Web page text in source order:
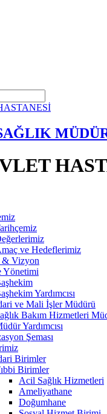
ve Hedeflerimiz
Vizyon
Yönetimi
Yardımcısı
ve Mali İşler Müdürü
Bakım Hizmetleri
Yardımcısı
Şeması
Birimler
Birimler
Acil Sağlık Hizmetleri
Ameliyathane
Doğumhane